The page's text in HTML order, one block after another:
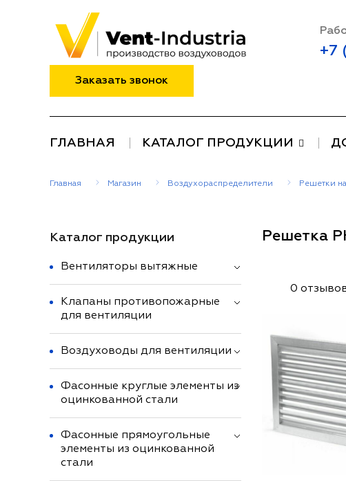
+7
Заказать звонок
ГЛАВНАЯ КАТАЛОГ ПРОДУКЦИИ
Главная Магазин Воздухораспределители Решетки
Решетка
0
Каталог продукции
Вентиляторы вытяжные
Клапаны противопожарные
для вентиляции
Воздуховоды для вентиляции
Фасонные круглые элементы из
оцинкованной стали
Фасонные прямоугольные
элементы из оцинкованной
стали